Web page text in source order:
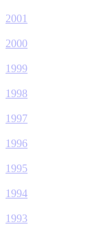
2001
2000
1999
1998
1997
1996
1995
1994
1993